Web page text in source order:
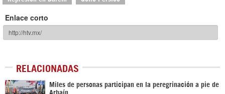
Enlace corto
RELACIONADAS
Miles de personas participan en la peregrinación a pie de
Arbaín